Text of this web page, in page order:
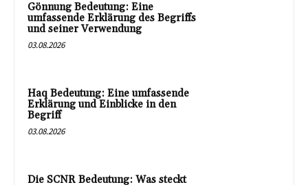
Gönnung Bedeutung: Eine
umfassende Erklärung des Begriffs
und seiner Verwendung
03.08.2026
Haq Bedeutung: Eine umfassende
Erklärung und Einblicke in den
Begriff
03.08.2026
Die SCNR Bedeutung: Was steckt